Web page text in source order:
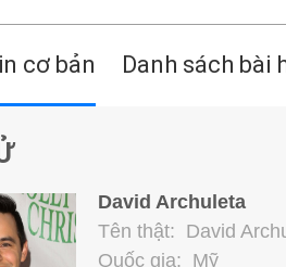
cơ bản Danh sách bài
David Archuleta
Tên thật: David
Quốc gia: Mỹ